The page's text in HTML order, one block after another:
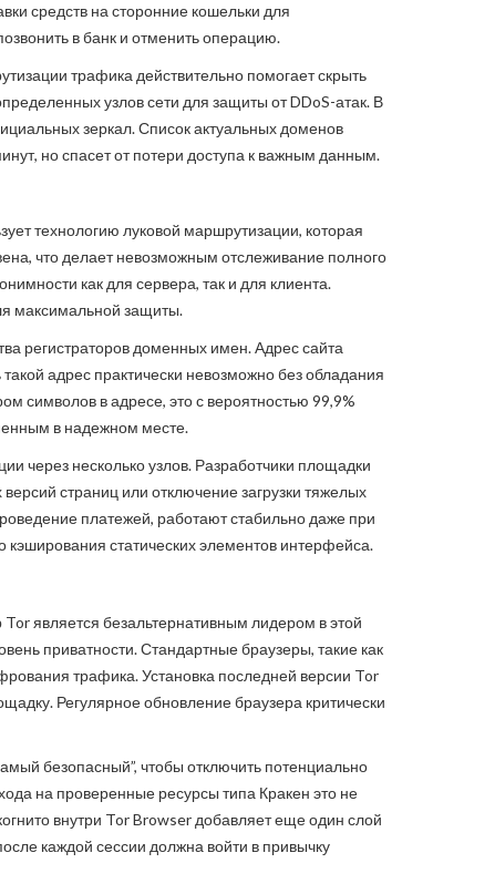
средств на сторонние кошельки для
в банк и отменить операцию.
трафика действительно помогает скрыть
узлов сети для защиты от DDoS-атак. В
зеркал. Список актуальных доменов
но спасет от потери доступа к важным данным.
технологию луковой маршрутизации, которая
что делает невозможным отслеживание полного
как для сервера, так и для клиента.
максимальной защиты.
регистраторов доменных имен. Адрес сайта
адрес практически невозможно без обладания
символов в адресе, это с вероятностью 99,9%
в надежном месте.
через несколько узлов. Разработчики площадки
страниц или отключение загрузки тяжелых
платежей, работают стабильно даже при
кэширования статических элементов интерфейса.
является безальтернативным лидером в этой
приватности. Стандартные браузеры, такие как
трафика. Установка последней версии Tor
Регулярное обновление браузера критически
безопасный”, чтобы отключить потенциально
на проверенные ресурсы типа Кракен это не
внутри Tor Browser добавляет еще один слой
каждой сессии должна войти в привычку